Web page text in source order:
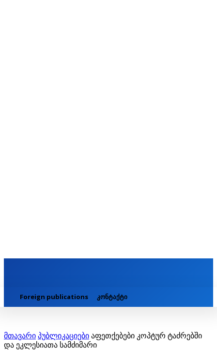
Foreign publications კონტაქტი
მთავარი პუბლიკაციები აფეთქებები კოპტურ ტაძრებში
და ეკლესიათა სამძიმარი